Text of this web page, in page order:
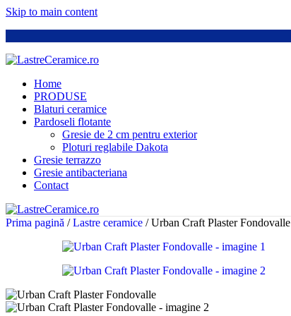
Skip to main content
Home
PRODUSE
Blaturi ceramice
Pardoseli flotante
Gresie de 2 cm pentru exterior
Ploturi reglabile Dakota
Gresie terrazzo
Gresie antibacteriana
Contact
Prima pagină / Lastre ceramice / Urban Craft Plaster Fondovalle